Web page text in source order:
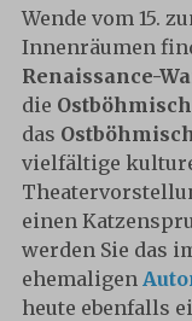
Wende vom 15.
Innenräumen
Renaissance-
die
das
vielfältige
einen
werden Sie das
ehemaligen
heute ebenfalls